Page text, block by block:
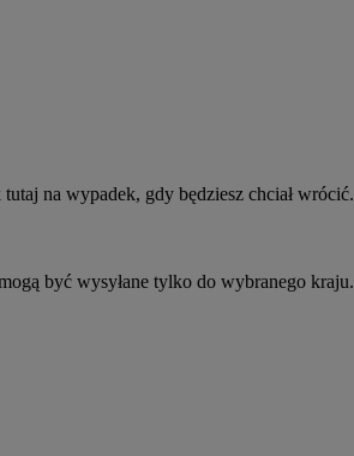
na wypadek, gdy będziesz chciał wrócić.
być wysyłane tylko do wybranego kraju.